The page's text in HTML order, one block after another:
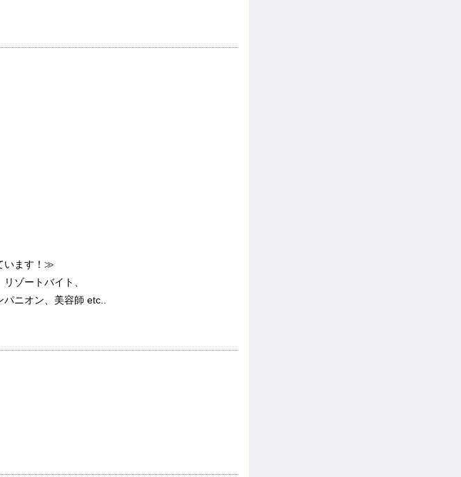
います！≫
ゾートバイト、
ニオン、美容師 etc..